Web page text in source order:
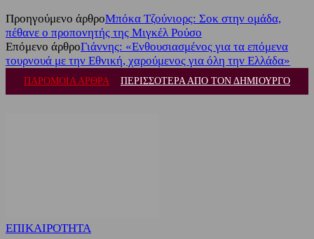
Προηγούμενο άρθροΜπόκα Τζούνιορς: Σοκ στην ομάδα,
πέθανε ο προπονητής της Μιγκέλ Ρούσο
Επόμενο άρθροΓιάννης: «Ενθουσιασμένος για τα επόμενα
τουρνουά με την Εθνική, χαρούμενος για όλη την Ελλάδα»
ΠΑΡΟΜΟΙΑ ΑΡΘΡΑ ΠΕΡΙΣΣΟΤΕΡΑ ΑΠΟ ΤΟΝ ΔΗΜΙΟΥΡΓΟ
ΕΠΙΚΑΙΡΟΤΗΤΑ